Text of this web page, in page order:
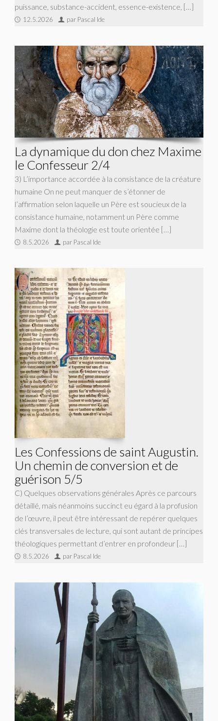
puissance, substance-accident, essence-existence, […]
12.5.2026 par Pascal Ide
La dynamique du don chez Maxime
le Confesseur 2/4
3) L’importance accordée à la consistance de la créature
humaine On ne peut manquer de s’étonner de
l’affirmation selon laquelle un Père est soucieux de la
consistance humaine, notamment un Père comme
Maxime dont la théologie est toute orientée […]
8.5.2026 par Pascal Ide
Les Confessions de saint Augustin.
Un chemin de conversion et de
guérison 5/5
C) Quelques observations générales Après ce parcours
détaillé, mais néanmoins succinct eu égard à la profusion
de l’œuvre, il peut être intéressant de repérer quelques
clés transversales de lecture, qui sont autant de principes
théologiques permettant d’entrer en profondeur […]
8.5.2026 par Pascal Ide